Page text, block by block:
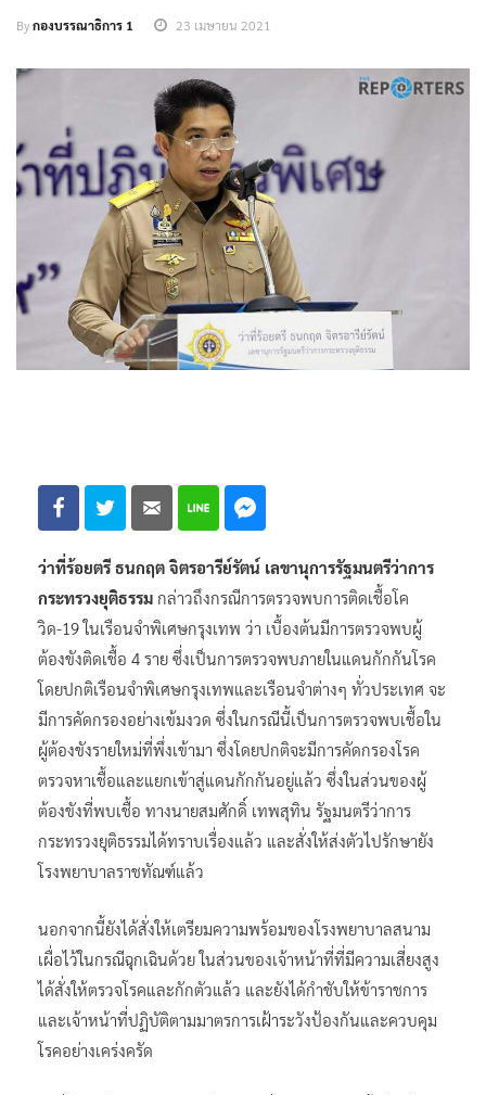
Byกองบรรณาธิการ 1 23 เมษายน 2021
ว่าที่ร้อยตรี ธนกฤต จิตรอารีย์รัตน์ เลขานุการรัฐมนตรีว่าการ
กระทรวงยุติธรรม กล่าวถึงกรณีการตรวจพบการติดเชื้อโค
วิด-19 ในเรือนจำพิเศษกรุงเทพ ว่า เบื้องต้นมีการตรวจพบผู้
ต้องขังติดเชื้อ 4 ราย ซึ่งเป็นการตรวจพบภายในแดนกักกันโรค
โดยปกติเรือนจำพิเศษกรุงเทพและเรือนจำต่างๆ ทั่วประเทศ จะ
มีการคัดกรองอย่างเข้มงวด ซึ่งในกรณีนี้เป็นการตรวจพบเชื้อใน
ผู้ต้องขังรายใหม่ที่พึ่งเข้ามา ซึ่งโดยปกติจะมีการคัดกรองโรค
ตรวจหาเชื้อและแยกเข้าสู่แดนกักกันอยู่แล้ว ซึ่งในส่วนของผู้
ต้องขังที่พบเชื้อ ทางนายสมศักดิ์ เทพสุทิน รัฐมนตรีว่าการ
กระทรวงยุติธรรมได้ทราบเรื่องแล้ว และสั่งให้ส่งตัวไปรักษายัง
โรงพยาบาลราชทัณฑ์แล้ว
นอกจากนี้ยังได้สั่งให้เตรียมความพร้อมของโรงพยาบาลสนาม
เผื่อไว้ในกรณีฉุกเฉินด้วย ในส่วนของเจ้าหน้าที่ที่มีความเสี่ยงสูง
ได้สั่งให้ตรวจโรคและกักตัวแล้ว และยังได้กำชับให้ข้าราชการ
และเจ้าหน้าที่ปฏิบัติตามมาตรการเฝ้าระวังป้องกันและควบคุม
โรคอย่างเคร่งครัด